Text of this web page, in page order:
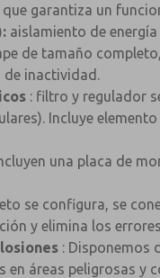
garantiza un
aislamiento de
de tamaño
inactividad.
: filtro y regulador
Incluye
una placa de
se configura, se
y elimina los
: Disponemos
en áreas peligrosas y